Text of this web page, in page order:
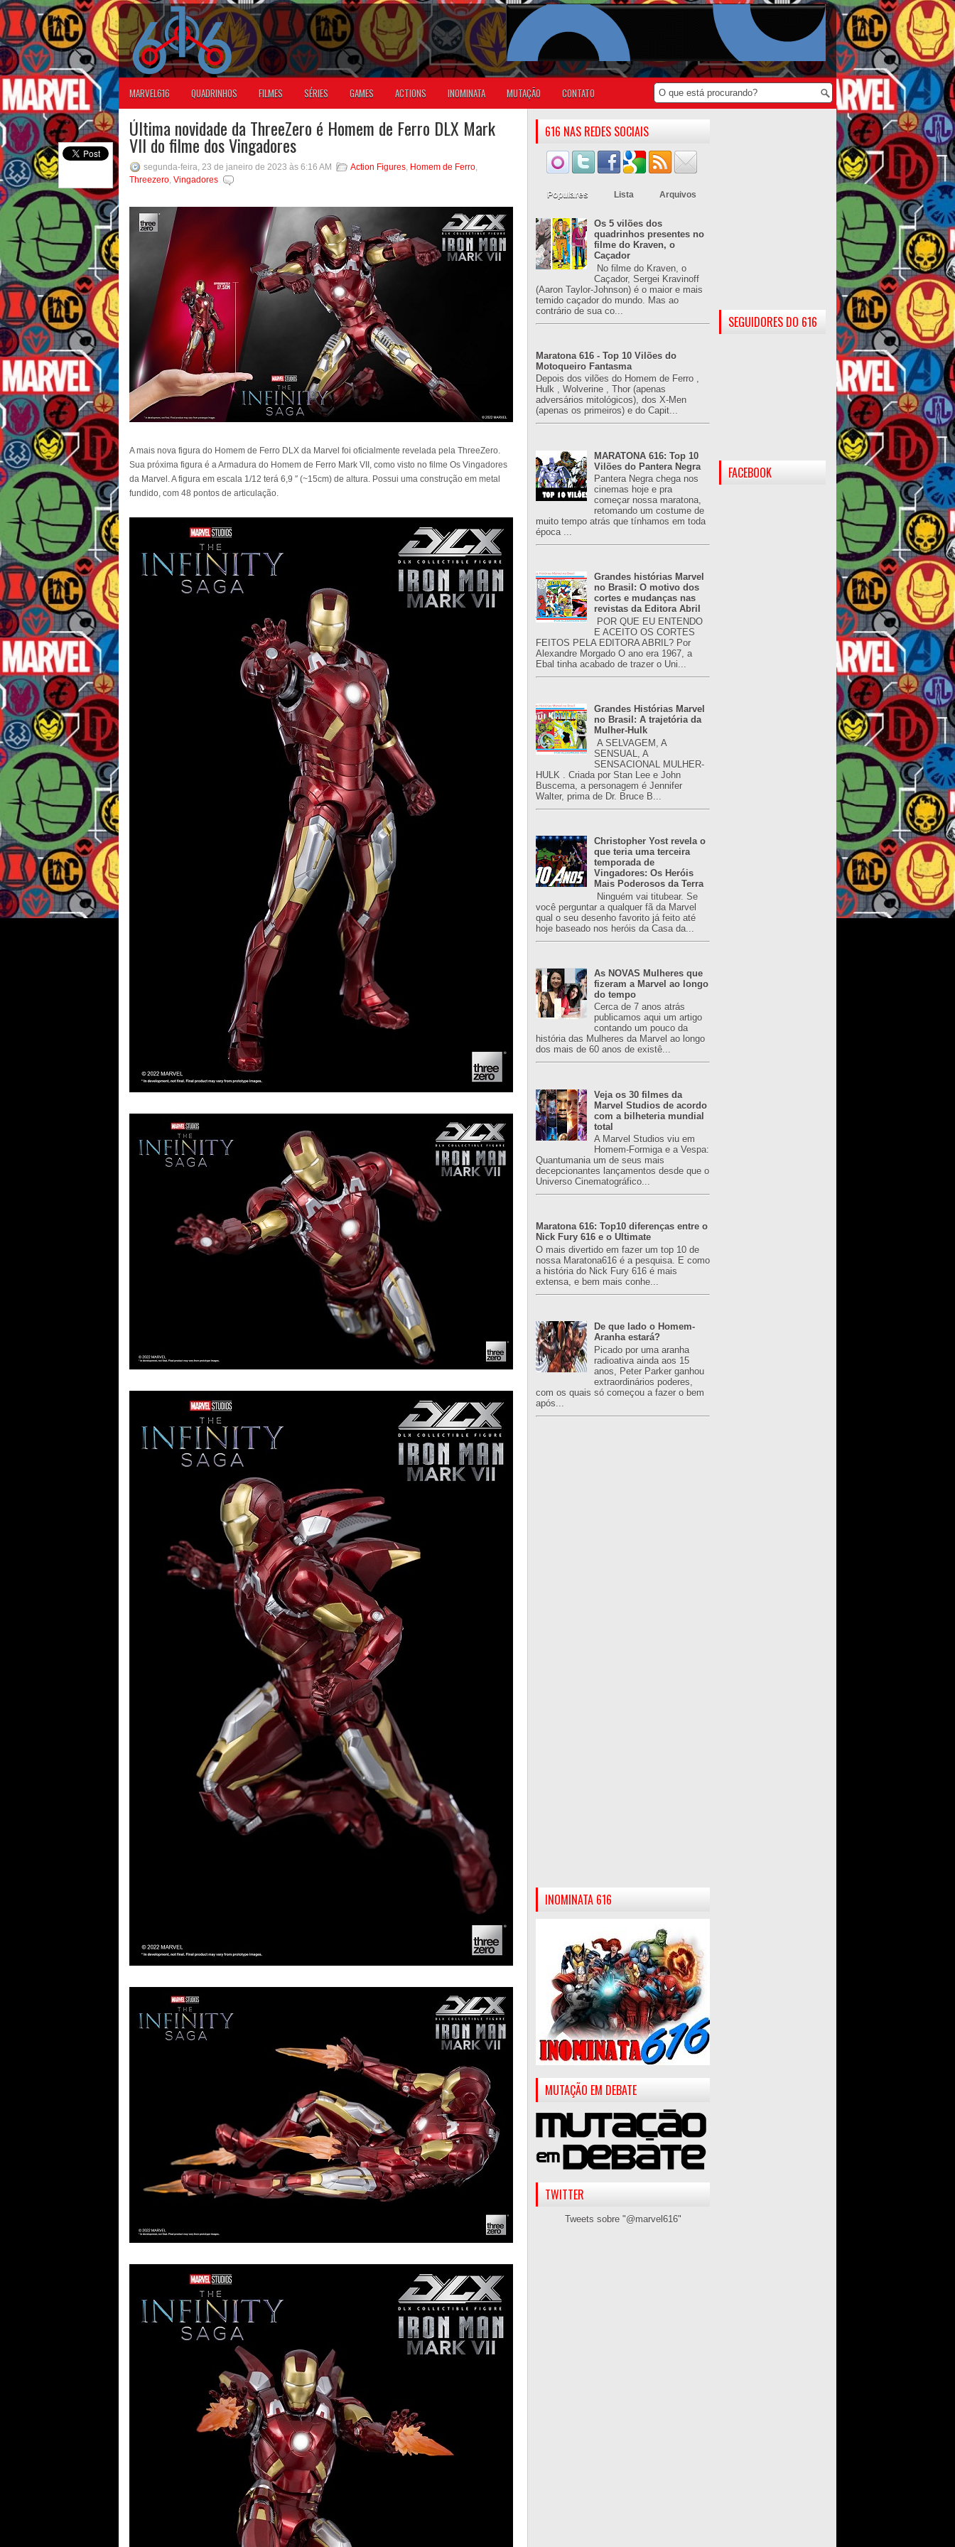
MARVEL616 QUADRINHOS FILMES SÉRIES GAMES ACTIONS INOMINATA MUTAÇÃO CONTATO
Última novidade da ThreeZero é Homem de Ferro DLX Mark
VII do filme dos Vingadores
segunda-feira, 23 de janeiro de 2023 às 6:16 AM Action Figures, Homem de Ferro,
Threezero, Vingadores
A mais nova figura do Homem de Ferro DLX da Marvel foi oficialmente revelada pela ThreeZero.
Sua próxima figura é a Armadura do Homem de Ferro Mark VII, como visto no filme Os Vingadores
da Marvel. A figura em escala 1/12 terá 6,9 ″ (~15cm) de altura. Possui uma construção em metal
fundido, com 48 pontos de articulação.
616 NAS REDES SOCIAIS
Populares Lista Arquivos
Os 5 vilões dos
quadrinhos presentes no
filme do Kraven, o
Caçador
No filme do Kraven, o
Caçador, Sergei Kravinoff
(Aaron Taylor-Johnson) é o maior e mais
temido caçador do mundo. Mas ao
contrário de sua co...
Maratona 616 - Top 10 Vilões do
Motoqueiro Fantasma
Depois dos vilões do Homem de Ferro ,
Hulk , Wolverine , Thor (apenas
adversários mitológicos), dos X-Men
(apenas os primeiros) e do Capit...
MARATONA 616: Top 10
Vilões do Pantera Negra
Pantera Negra chega nos
cinemas hoje e pra
começar nossa maratona,
retomando um costume de
muito tempo atrás que tínhamos em toda
época ...
Grandes histórias Marvel
no Brasil: O motivo dos
cortes e mudanças nas
revistas da Editora Abril
POR QUE EU ENTENDO
E ACEITO OS CORTES
FEITOS PELA EDITORA ABRIL? Por
Alexandre Morgado O ano era 1967, a
Ebal tinha acabado de trazer o Uni...
Grandes Histórias Marvel
no Brasil: A trajetória da
Mulher-Hulk
A SELVAGEM, A
SENSUAL, A
SENSACIONAL MULHER-
HULK . Criada por Stan Lee e John
Buscema, a personagem é Jennifer
Walter, prima de Dr. Bruce B...
Christopher Yost revela o
que teria uma terceira
temporada de
Vingadores: Os Heróis
Mais Poderosos da Terra
Ninguém vai titubear. Se
você perguntar a qualquer fã da Marvel
qual o seu desenho favorito já feito até
hoje baseado nos heróis da Casa da...
As NOVAS Mulheres que
fizeram a Marvel ao longo
do tempo
Cerca de 7 anos atrás
publicamos aqui um artigo
contando um pouco da
história das Mulheres da Marvel ao longo
dos mais de 60 anos de existê...
Veja os 30 filmes da
Marvel Studios de acordo
com a bilheteria mundial
total
A Marvel Studios viu em
Homem-Formiga e a Vespa:
Quantumania um de seus mais
decepcionantes lançamentos desde que o
Universo Cinematográfico...
Maratona 616: Top10 diferenças entre o
Nick Fury 616 e o Ultimate
O mais divertido em fazer um top 10 de
nossa Maratona616 é a pesquisa. E como
a história do Nick Fury 616 é mais
extensa, e bem mais conhe...
De que lado o Homem-
Aranha estará?
Picado por uma aranha
radioativa ainda aos 15
anos, Peter Parker ganhou
extraordinários poderes,
com os quais só começou a fazer o bem
após...
INOMINATA 616
MUTAÇÃO EM DEBATE
TWITTER
Tweets sobre "@marvel616"
SEGUIDORES DO 616
FACEBOOK